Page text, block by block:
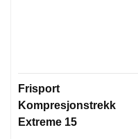
Frisport
Kompresjonstrekk
Extreme 15